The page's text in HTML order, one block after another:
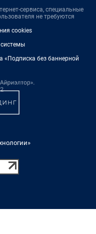
сервиса, специальные
не требуются
cookies
«Подписка без баннерной